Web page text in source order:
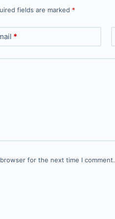
fields are marked *
*
for the next time I comment.